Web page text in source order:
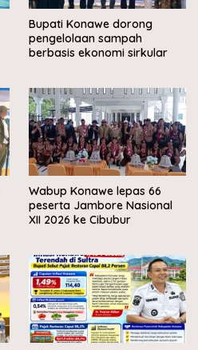
Bupati Konawe dorong
pengelolaan sampah
berbasis ekonomi sirkular
Wabup Konawe lepas 66
peserta Jambore Nasional
XII 2026 ke Cibubur